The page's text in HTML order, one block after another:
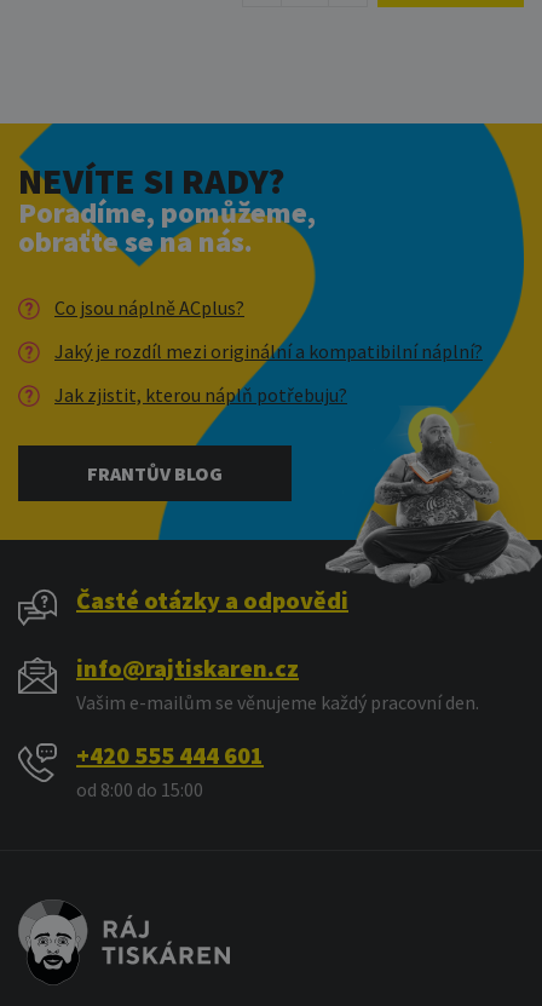
NEVÍTE SI RADY?
Poradíme, pomůžeme,
obraťte se na nás.
Co jsou náplně ACplus?
Jaký je rozdíl mezi originální a kompatibilní náplní?
Jak zjistit, kterou náplň potřebuju?
FRANTŮV BLOG
Časté otázky a odpovědi
info@rajtiskaren.cz
Vašim e-mailům se věnujeme každý pracovní den.
+420 555 444 601
od 8:00 do 15:00